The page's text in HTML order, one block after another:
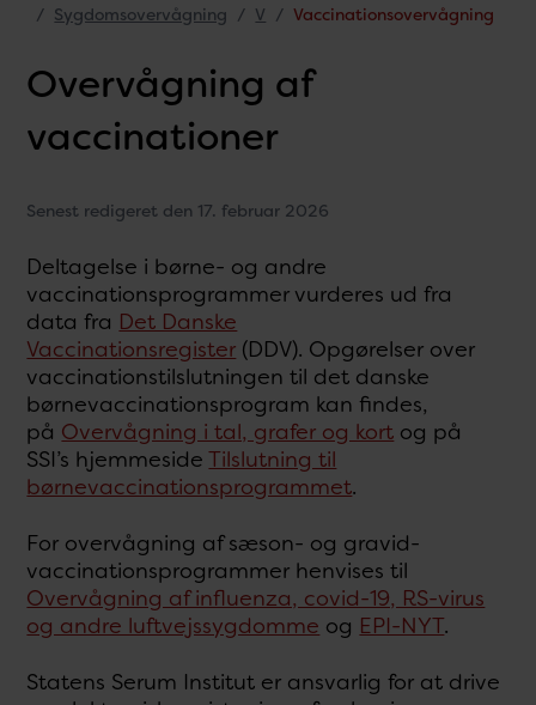
Sygdomsovervågning
V Vaccinationsovervågning
Overvågning af
vaccinationer
Senest redigeret den 17. februar 2026
Deltagelse i børne- og andre
vaccinationsprogrammer vurderes ud fra
data fra Det Danske
Vaccinationsregister (DDV). Opgørelser over
vaccinationstilslutningen til det danske
børnevaccinationsprogram kan findes,
på Overvågning i tal, grafer og kort og på
SSI’s hjemmesideTilslutning til
børnevaccinationsprogrammet.
For overvågning af sæson- og gravid-
vaccinationsprogrammer henvises til
Overvågning af influenza, covid-19, RS-virus
og andre luftvejssygdomme og EPI-NYT.
Statens Serum Institut er ansvarlig for at drive